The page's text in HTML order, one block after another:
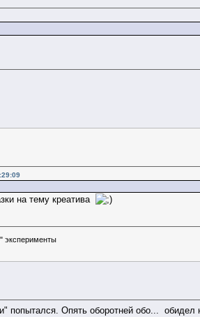
на тему креатива
эксперименты
попытался. Опять оборотней обо...